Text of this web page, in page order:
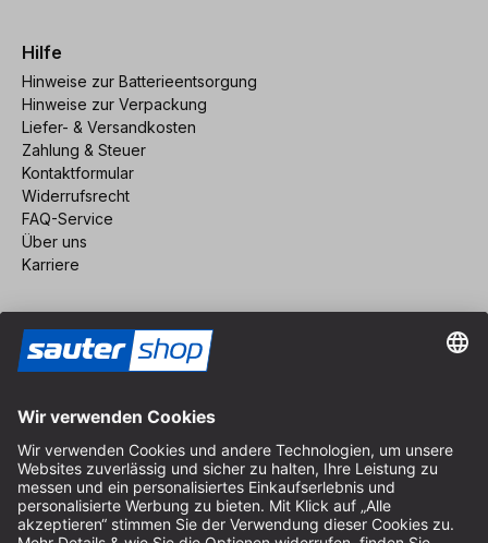
Hilfe
Hinweise zur Batterieentsorgung
Hinweise zur Verpackung
Liefer- & Versandkosten
Zahlung & Steuer
Kontaktformular
Widerrufsrecht
FAQ-Service
Über uns
Karriere
Impressum
AGB
Datenschutz